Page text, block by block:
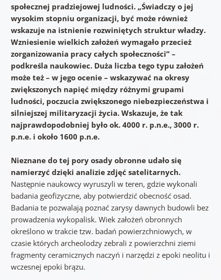
społecznej pradziejowej ludności. „Świadczy o jej
wysokim stopniu organizacji, być może również
wskazuje na istnienie rozwiniętych struktur władzy.
Wzniesienie wielkich założeń wymagało przecież
zorganizowania pracy całych społeczności” –
podkreśla naukowiec. Duża liczba tego typu założeń
może też – w jego ocenie – wskazywać na okresy
zwiększonych napięć między różnymi grupami
ludności, poczucia zwiększonego niebezpieczeństwa i
silniejszej militaryzacji życia. Wskazuje, że tak
najprawdopodobniej było ok. 4000 r. p.n.e., 3000 r.
p.n.e. i około 1600 p.n.e.
Nieznane do tej pory osady obronne udało się
namierzyć dzięki analizie zdjęć satelitarnych.
Następnie naukowcy wyruszyli w teren, gdzie wykonali
badania geofizyczne, aby potwierdzić obecność osad.
Badania te pozwalają poznać zarysy dawnych budowli bez
prowadzenia wykopalisk. Wiek założeń obronnych
określono w trakcie tzw. badań powierzchniowych, w
czasie których archeolodzy zebrali z powierzchni ziemi
fragmenty ceramicznych naczyń i narzędzi z epoki neolitu i
wczesnej epoki brązu.